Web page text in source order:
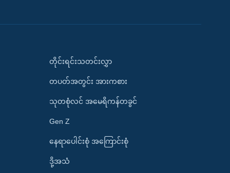
တိုင်းရင်းသတင်းလွှာ
တပတ်အတွင်း အားကစား
သုတစုံလင် အမေရိကန်တခွင်
Gen Z
နေရာပေါင်းစုံ အကြောင်းစုံ
ဒို့အသံ